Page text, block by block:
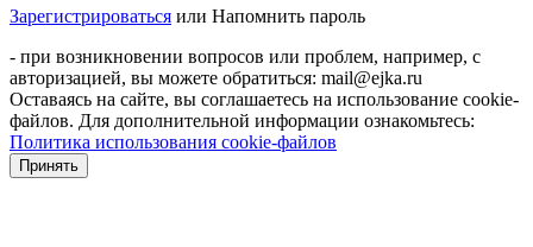
Зарегистрироваться или Напомнить пароль
- при возникновении вопросов или проблем, например, с
авторизацией, вы можете обратиться: mail@ejka.ru
Оставаясь на сайте, вы соглашаетесь на использование cookie-
файлов. Для дополнительной информации ознакомьтесь:
Политика использования cookie-файлов
Принять